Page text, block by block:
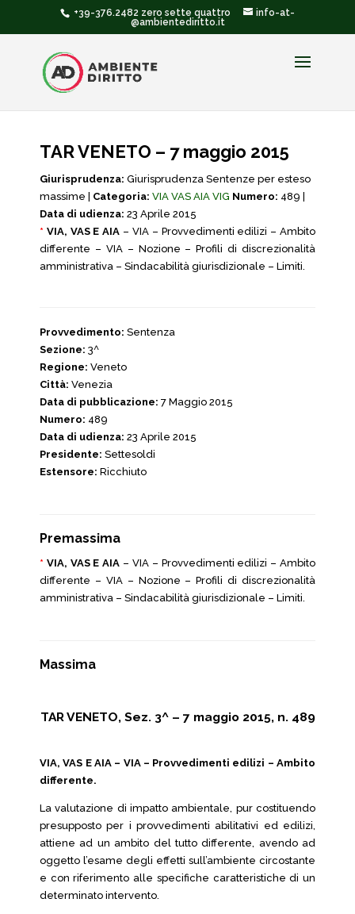
+39-376.2482 zero sette quattro
info-at-
@ambientediritto.it
TAR VENETO – 7 maggio 2015
Giurisprudenza: Giurisprudenza Sentenze per esteso
massime | Categoria: VIA VAS AIA VIG Numero: 489 |
Data di udienza: 23 Aprile 2015
* VIA, VAS E AIA – VIA – Provvedimenti edilizi – Ambito
differente – VIA – Nozione – Profili di discrezionalità
amministrativa – Sindacabilità giurisdizionale – Limiti.
Provvedimento: Sentenza
Sezione: 3^
Regione: Veneto
Città: Venezia
Data di pubblicazione: 7 Maggio 2015
Numero: 489
Data di udienza: 23 Aprile 2015
Presidente: Settesoldi
Estensore: Ricchiuto
Premassima
* VIA, VAS E AIA – VIA – Provvedimenti edilizi – Ambito
differente – VIA – Nozione – Profili di discrezionalità
amministrativa – Sindacabilità giurisdizionale – Limiti.
Massima
TAR VENETO, Sez. 3^ – 7 maggio 2015, n. 489
VIA, VAS E AIA – VIA – Provvedimenti edilizi – Ambito
differente.
La valutazione di impatto ambientale, pur costituendo
presupposto per i provvedimenti abilitativi ed edilizi,
attiene ad un ambito del tutto differente, avendo ad
oggetto l’esame degli effetti sull’ambiente circostante
e con riferimento alle specifiche caratteristiche di un
determinato intervento.